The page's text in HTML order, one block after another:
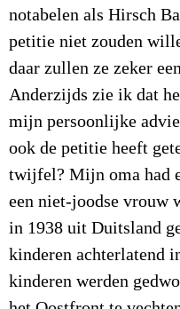
notabelen als Hirsch
petitie niet zouden
daar zullen ze zeker
Anderzijds zie ik dat
mijn persoonlijke
ook de petitie heeft
twijfel? Mijn oma had
een niet-joodse vrouw
in 1938 uit Duitsland
kinderen achterlatend
kinderen werden